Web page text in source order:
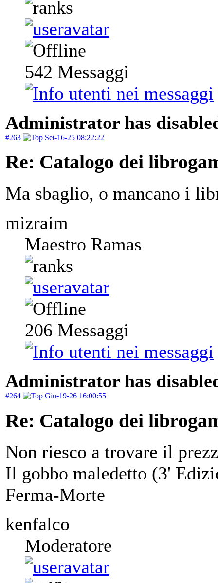
542 Messaggi
Administrator has
#263 Set-16-25 08:22:22
Re: Catalogo dei
Ma sbaglio, o mancano i
mizraim
Maestro Ramas
206 Messaggi
Administrator has
#264 Giu-19-26 16:00:55
Re: Catalogo dei
Non riesco a trovare il
Il gobbo maledetto (3'
Ferma-Morte
kenfalco
Moderatore